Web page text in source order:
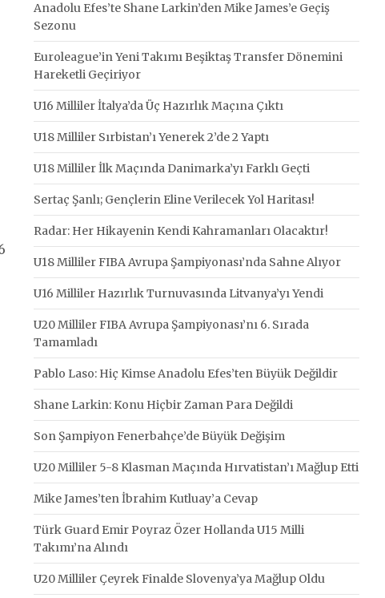
Anadolu Efes’te Shane Larkin’den Mike James’e Geçiş
Sezonu
Euroleague’in Yeni Takımı Beşiktaş Transfer Dönemini
Hareketli Geçiriyor
U16 Milliler İtalya’da Üç Hazırlık Maçına Çıktı
U18 Milliler Sırbistan’ı Yenerek 2’de 2 Yaptı
U18 Milliler İlk Maçında Danimarka’yı Farklı Geçti
Sertaç Şanlı; Gençlerin Eline Verilecek Yol Haritası!
Radar: Her Hikayenin Kendi Kahramanları Olacaktır!
U18 Milliler FIBA Avrupa Şampiyonası’nda Sahne Alıyor
U16 Milliler Hazırlık Turnuvasında Litvanya’yı Yendi
U20 Milliler FIBA Avrupa Şampiyonası’nı 6. Sırada
Tamamladı
Pablo Laso: Hiç Kimse Anadolu Efes’ten Büyük Değildir
Shane Larkin: Konu Hiçbir Zaman Para Değildi
Son Şampiyon Fenerbahçe’de Büyük Değişim
U20 Milliler 5-8 Klasman Maçında Hırvatistan’ı Mağlup Etti
Mike James’ten İbrahim Kutluay’a Cevap
Türk Guard Emir Poyraz Özer Hollanda U15 Milli
Takımı’na Alındı
U20 Milliler Çeyrek Finalde Slovenya’ya Mağlup Oldu